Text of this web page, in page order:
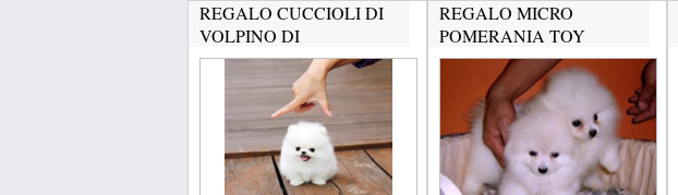
REGALO CUCCIOLI DI
VOLPINO DI
POMERANIA(GRATIS)...
REGALO MICRO
POMERANIA TOY
CUCCIOLI
DISPONIBLE...